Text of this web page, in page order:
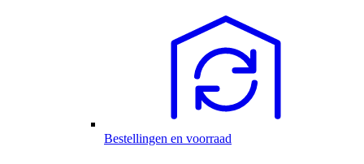
Bestellingen en voorraad